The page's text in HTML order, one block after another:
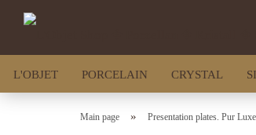
L'OBJET PORCELAIN CRYSTAL
Main page » Presentation plates. Pur